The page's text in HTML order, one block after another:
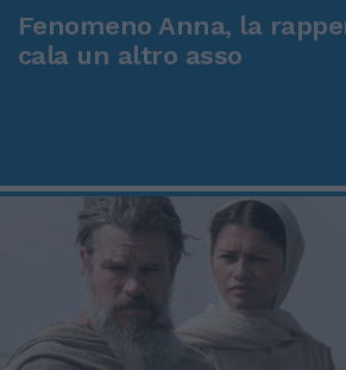
Fenomeno Anna, la
cala un altro asso